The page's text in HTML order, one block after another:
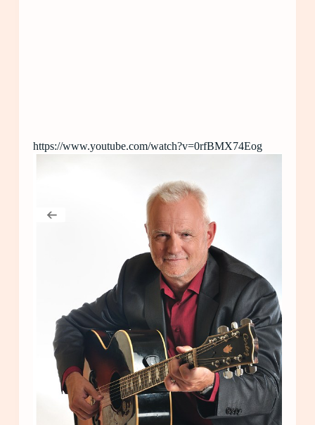
https://www.youtube.com/watch?v=0rfBMX74Eog